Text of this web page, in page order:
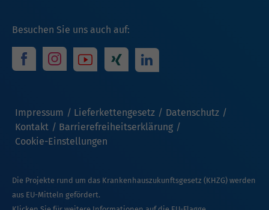
Besuchen Sie uns auch auf:
Impressum Lieferkettengesetz
Datenschutz
Kontakt
Barrierefreiheitserklärung
Cookie-Einstellungen
Die Projekte rund um das Krankenhauszukunftsgesetz (KHZG) werden
aus EU-Mitteln gefördert.